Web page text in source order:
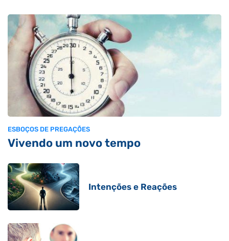
ESBOÇOS DE PREGAÇÕES
Vivendo um novo tempo
Intenções e Reações